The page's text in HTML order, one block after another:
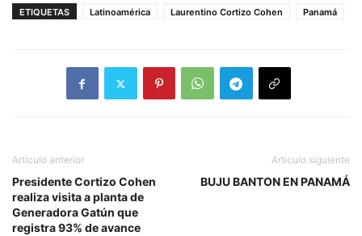
ETIQUETAS Latinoamérica Laurentino Cortizo Cohen Panamá
Artículo anterior
Presidente Cortizo Cohen
realiza visita a planta de
Generadora Gatún que
registra 93% de avance
Artículo siguiente
BUJU BANTON EN PANAMÁ